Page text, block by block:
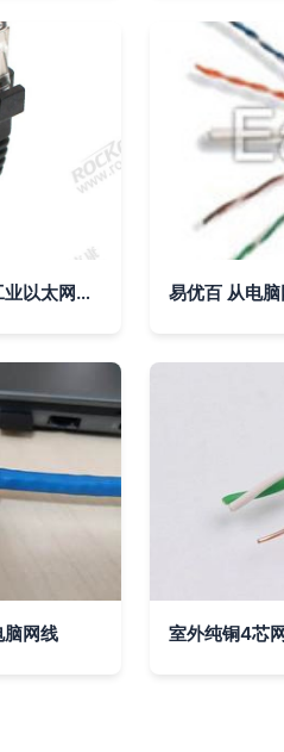
洛克康Profinet绿色CAT6网线 打造工业以太网连接的新标杆 易优百 从电
网线 室外纯铜4芯